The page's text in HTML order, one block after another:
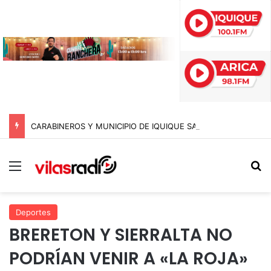
Menú
Deportes
BRERETON Y SIERRALTA NO
PODRÍAN VENIR A «LA ROJA»